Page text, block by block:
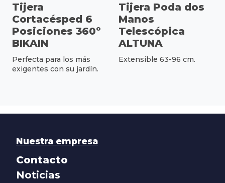
Tijera
Cortacésped 6
Posiciones 360º
BIKAIN
Perfecta para los más
exigentes con su jardín.
Tijera Poda dos
Manos
Telescópica
ALTUNA
Extensible 63-96 cm.
Nuestra empresa
Contacto
Noticias